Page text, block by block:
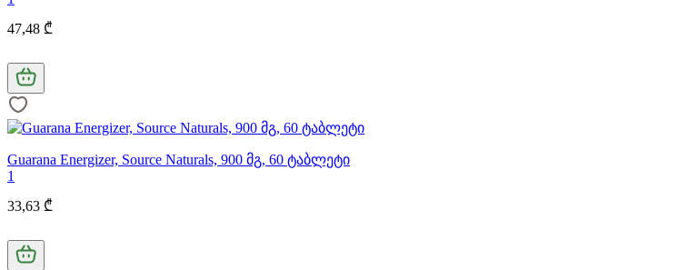
47,48 ₾
Guarana Energizer, Source Naturals, 900 მგ, 60 ტაბლეტი
1
33,63 ₾